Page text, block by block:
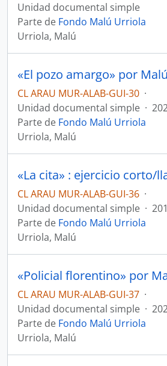
Unidad documental simple
Parte de Fondo Malú Urriola
Urriola, Malú
«El pozo amargo» por
CL ARAU MUR-ALAB-GUI-30 ·
Unidad documental simple ·
Parte de Fondo Malú Urriola
Urriola, Malú
CL ARAU MUR-ALAB-GUI-36 ·
Unidad documental simple ·
Parte de Fondo Malú Urriola
Urriola, Malú
«Policial florentino» por
CL ARAU MUR-ALAB-GUI-37 ·
Unidad documental simple ·
Parte de Fondo Malú Urriola
Urriola, Malú